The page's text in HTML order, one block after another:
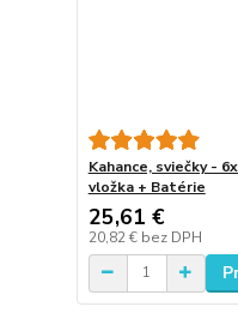
Kahance, sviečky -
vložka + Batérie
25,61 €
20,82 € bez DPH